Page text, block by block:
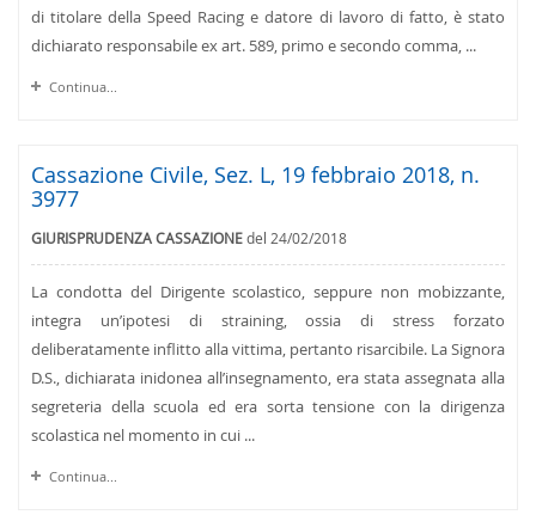
di titolare della Speed Racing e datore di lavoro di fatto, è stato
dichiarato responsabile ex art. 589, primo e secondo comma, ...
Continua...
Cassazione Civile, Sez. L, 19 febbraio 2018, n.
3977
GIURISPRUDENZA CASSAZIONEdel 24/02/2018
La condotta del Dirigente scolastico, seppure non mobizzante,
integra un’ipotesi di straining, ossia di stress forzato
deliberatamente inflitto alla vittima, pertanto risarcibile. La Signora
D.S., dichiarata inidonea all’insegnamento, era stata assegnata alla
segreteria della scuola ed era sorta tensione con la dirigenza
scolastica nel momento in cui ...
Continua...